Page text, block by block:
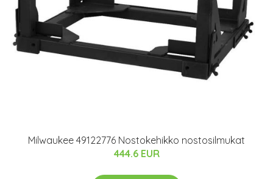
Milwaukee 49122776 Nostokehikko nostosilmukat
444.6 EUR